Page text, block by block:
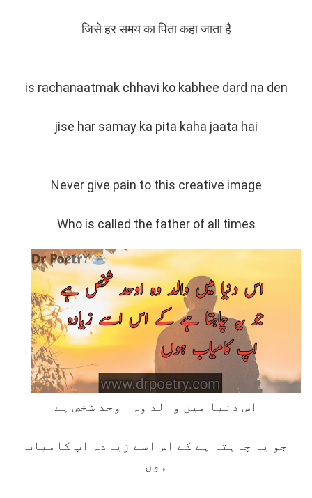
जिसे हर समय का पिता कहा जाता है
is rachanaatmak chhavi ko kabhee dard na den
jise har samay ka pita kaha jaata hai
Never give pain to this creative image
Who is called the father of all times
اس دنیا میں والد وہ اوحد شخص ہے
جو یہ چاہتا ہے کے اس اسے زیادہ اپ کامیاب
ہوں